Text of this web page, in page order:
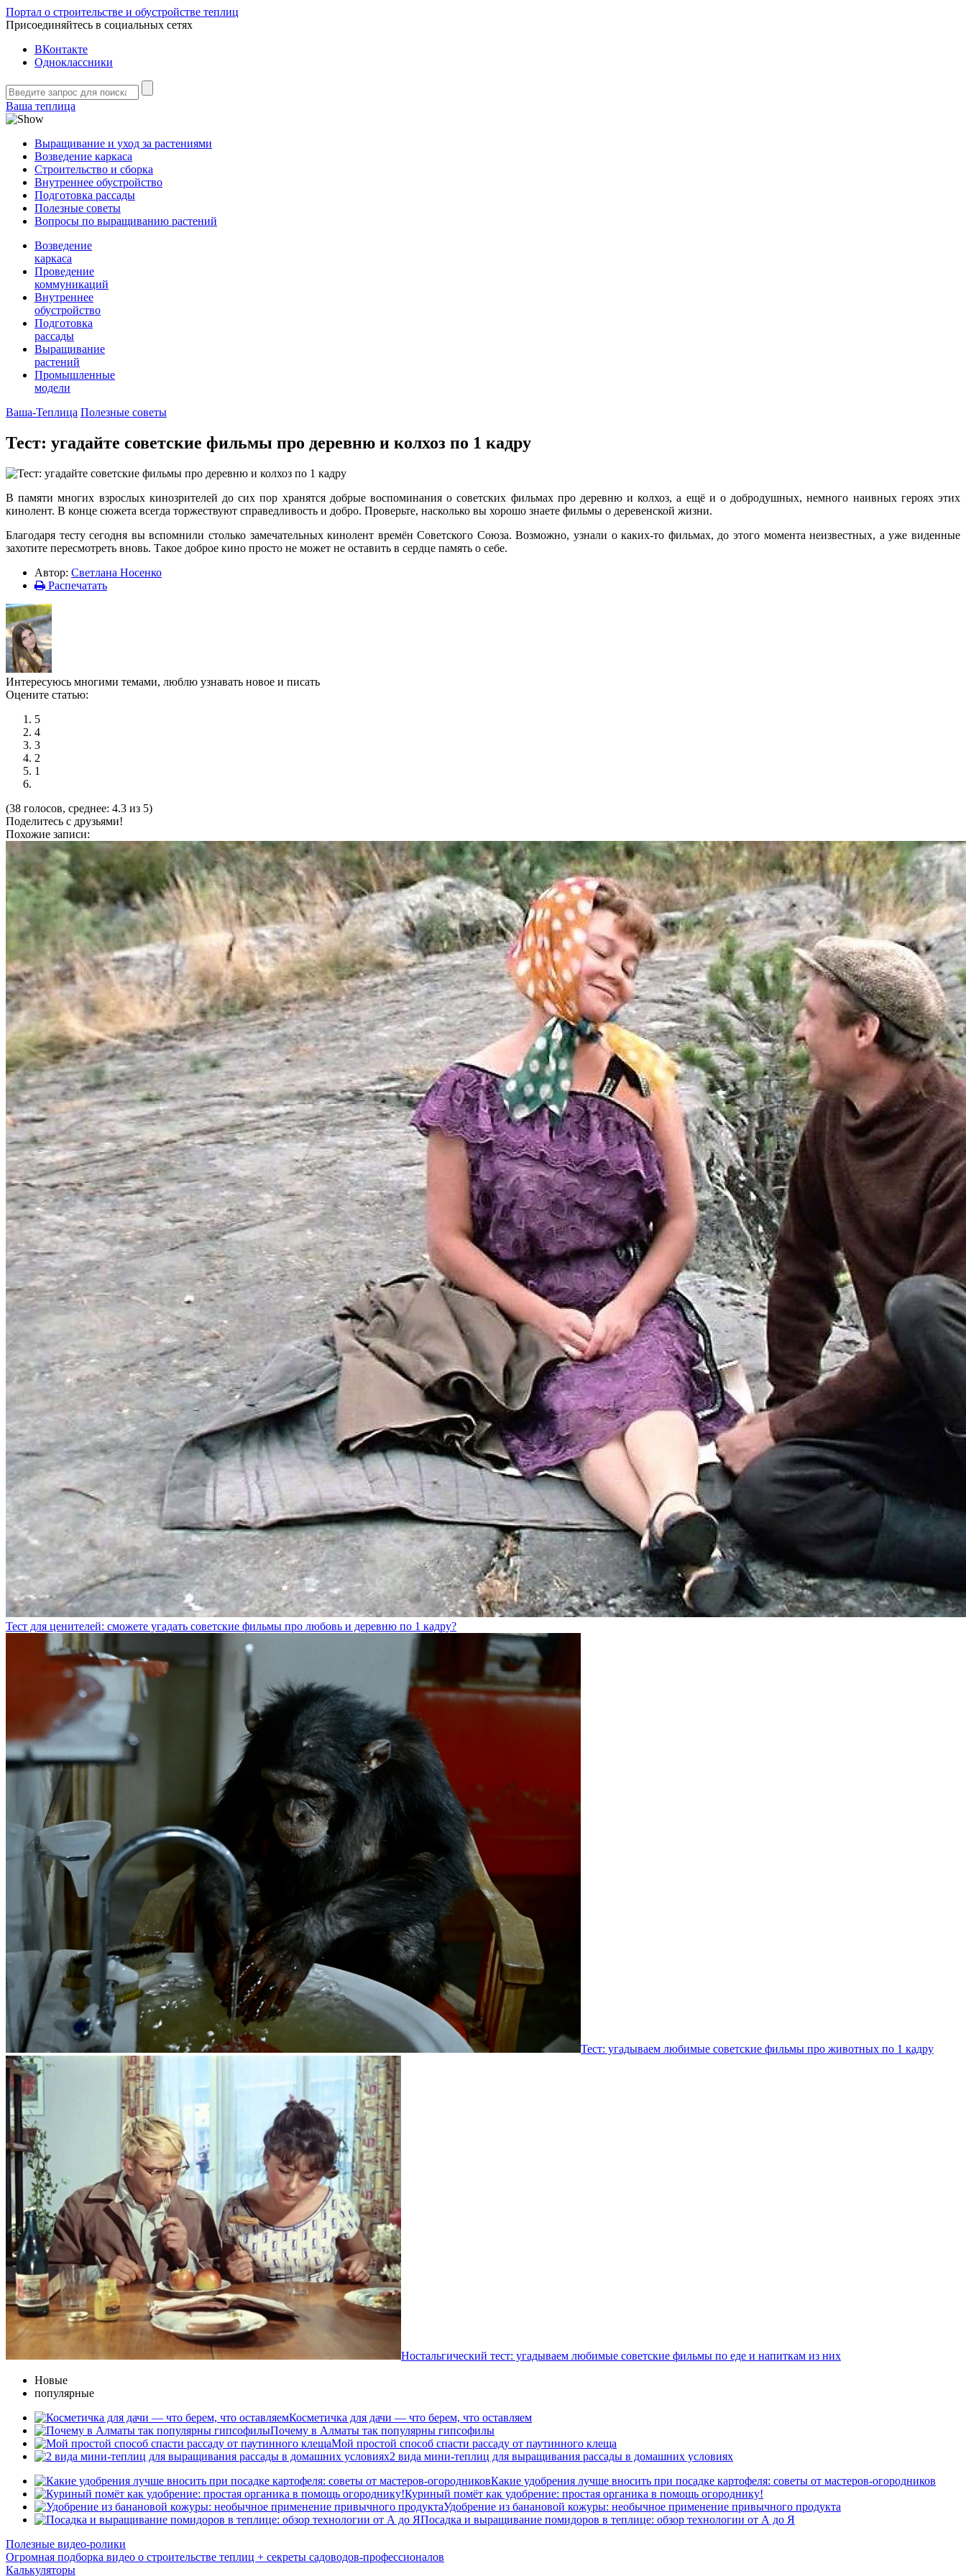
Портал о строительстве и обустройстве теплиц
Присоединяйтесь в социальных сетях
ВКонтакте
Одноклассники
Ваша теплица
Выращивание и уход за растениями
Возведение каркаса
Строительство и сборка
Внутреннее обустройство
Подготовка рассады
Полезные советы
Вопросы по выращиванию растений
Возведение
каркаса
Проведение
коммуникаций
Внутреннее
обустройство
Подготовка
рассады
Выращивание
растений
Промышленные
модели
Ваша-Теплица Полезные советы
Тест: угадайте советские фильмы про деревню и колхоз по 1 кадру
В памяти многих взрослых кинозрителей до сих пор хранятся добрые воспоминания о советских фильмах про деревню и колхоз, а ещё и о добродушных, немного наивных героях этих
кинолент. В конце сюжета всегда торжествуют справедливость и добро. Проверьте, насколько вы хорошо знаете фильмы о деревенской жизни.
Благодаря тесту сегодня вы вспомнили столько замечательных кинолент времён Советского Союза. Возможно, узнали о каких-то фильмах, до этого момента неизвестных, а уже виденные
захотите пересмотреть вновь. Такое доброе кино просто не может не оставить в сердце память о себе.
Автор: Светлана Носенко
Распечатать
Интересуюсь многими темами, люблю узнавать новое и писать
Оцените статью:
5
4
3
2
1
(38 голосов, среднее: 4.3 из 5)
Поделитесь с друзьями!
Похожие записи:
Тест для ценителей: сможете угадать советские фильмы про любовь и деревню по 1 кадру?
Тест: угадываем любимые советские фильмы про животных по 1 кадру
Ностальгический тест: угадываем любимые советские фильмы по еде и напиткам из них
Новые
популярные
Косметичка для дачи — что берем, что оставляем
Почему в Алматы так популярны гипсофилы
Мой простой способ спасти рассаду от паутинного клеща
2 вида мини-теплиц для выращивания рассады в домашних условиях
Какие удобрения лучше вносить при посадке картофеля: советы от мастеров-огородников
Куриный помёт как удобрение: простая органика в помощь огороднику!
Удобрение из банановой кожуры: необычное применение привычного продукта
Посадка и выращивание помидоров в теплице: обзор технологии от А до Я
Полезные видео-ролики
Огромная подборка видео о строительстве теплиц + секреты садоводов-профессионалов
Калькуляторы